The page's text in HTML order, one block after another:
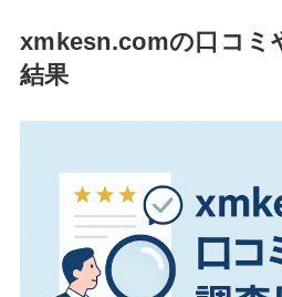
xmkesn.comの口コミ
結果